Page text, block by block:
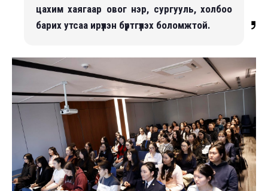
цахим хаягаар овог нэр, сургууль, холбоо
барих утсаа ирүүлэн бүртгүүлэх боломжтой.